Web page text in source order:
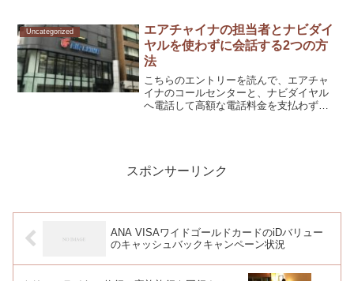
について | 羽田空港サーバー
Uncategorized
エアチャイナの担当者とナビダイ
ヤルを使わずに会話する2つの方
法
こちらのエントリーを読んで、エアチャ
イナのコールセンターと、ナビダイヤル
へ電話して高額な電話料金を支払わずに
スポンサーリンク
ANA VISAワイドゴールドカードのiDバリュー
のキャッシュバックキャンペーン状況